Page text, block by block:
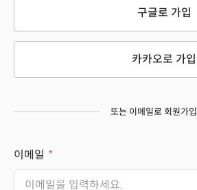
구글로 가입
카카오로 가입
또는 이메일로 회원가입
이메일